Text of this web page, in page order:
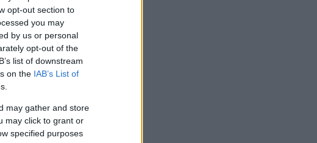
opt-out section to
you may
by us or personal
opt-out of the
list of downstream
on the IAB’s List of
may gather and store
may click to grant or
specified purposes